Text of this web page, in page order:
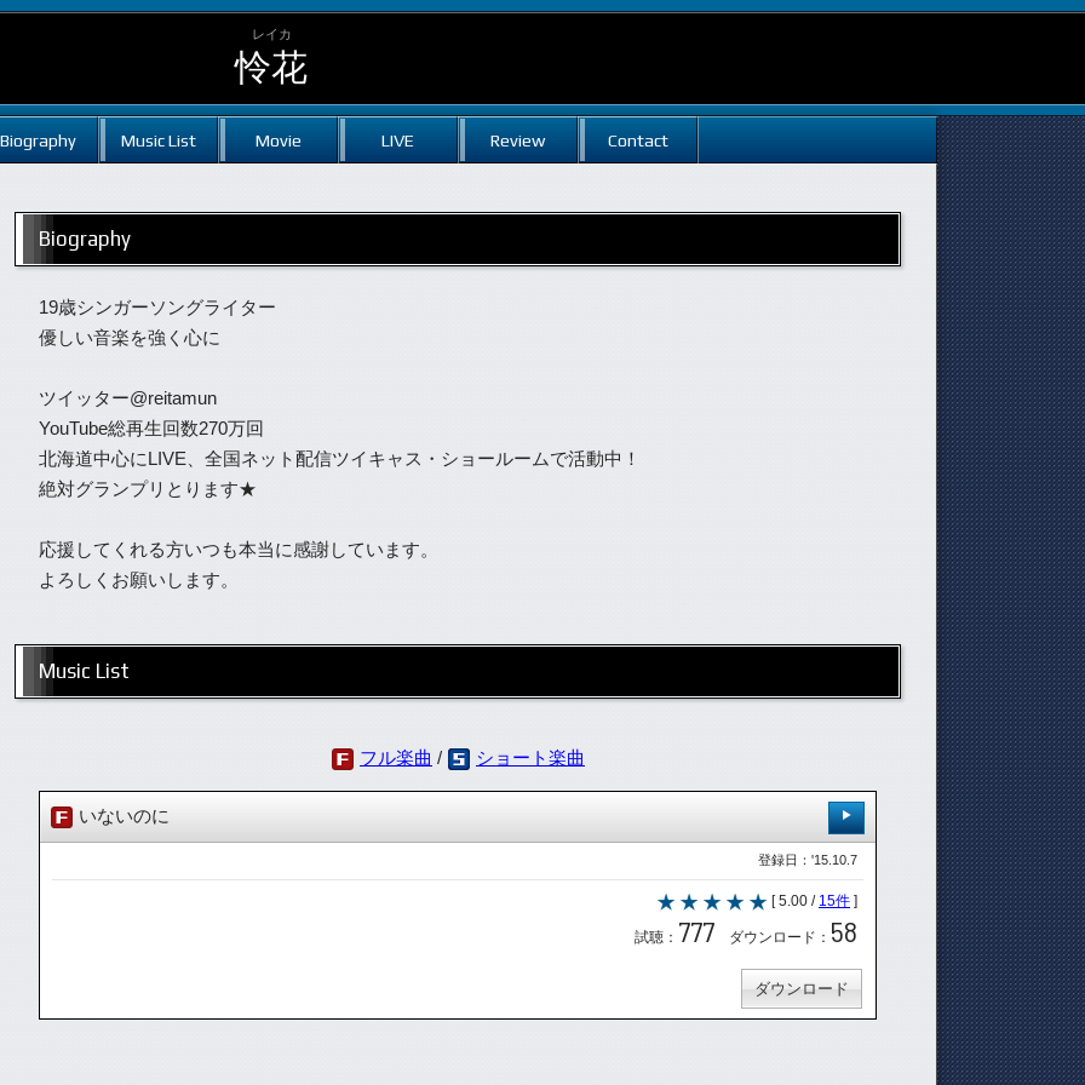
レイカ
怜花
Biography Music List Movie LIVE Review Contact
Biography
19歳シンガーソングライター
優しい音楽を強く心に
ツイッター@reitamun
YouTube総再生回数270万回
北海道中心にLIVE、全国ネット配信ツイキャス・ショールームで活動中！
絶対グランプリとります★
応援してくれる方いつも本当に感謝しています。
よろしくお願いします。
Music List
フル楽曲 / ショート楽曲
いないのに
登録日：'15.10.7
[ 5.00 / 15件 ]
試聴： 777 ダウンロード： 58
ダウンロード